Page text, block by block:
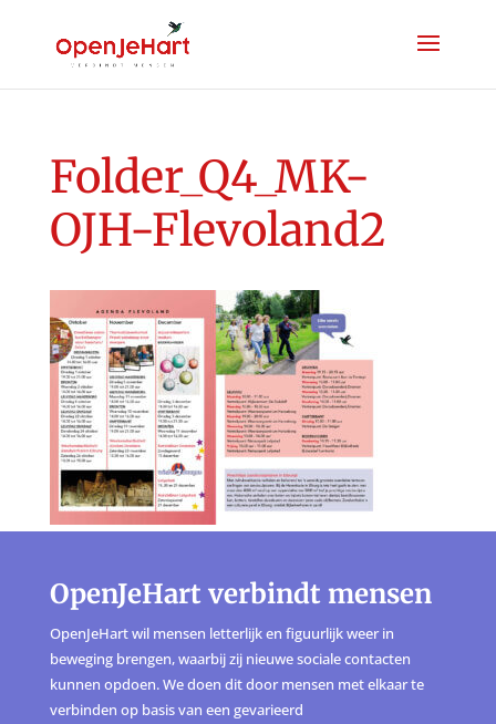
Folder_Q4_MK-
OJH-Flevoland2
OpenJeHart verbindt mensen
OpenJeHart wil mensen letterlijk en figuurlijk weer in
beweging brengen, waarbij zij nieuwe sociale contacten
kunnen opdoen. We doen dit door mensen met elkaar te
verbinden op basis van een gevarieerd